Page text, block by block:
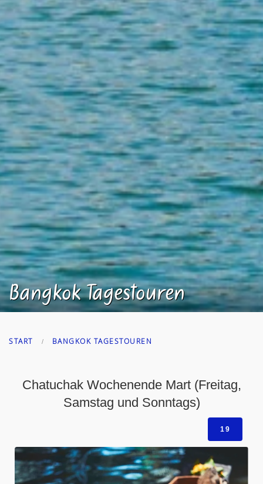
Bangkok Tagestouren
START BANGKOK TAGESTOUREN
Chatuchak Wochenende Mart (Freitag,
Samstag und Sonntags)
19